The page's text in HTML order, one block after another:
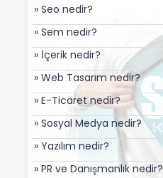
» Seo nedir?
» Sem nedir?
» İçerik nedir?
» Web Tasarım nedir?
» E-Ticaret nedir?
» Sosyal Medya nedir?
» Yazılım nedir?
» PR ve Danışmanlık nedir?